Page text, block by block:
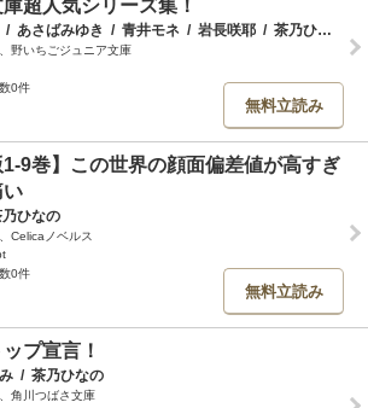
超人気シリーズ集！
/ あさばみゆき / 青井モネ / 岩長咲耶 / 茶乃ひなの
野いちごジュニア文庫
0件
無料立読み
1-9巻】この世界の顔面偏差値が高すぎ
い
ひなの
Celicaノベルス
0件
無料立読み
プ宣言！
/ 茶乃ひなの
角川つばさ文庫